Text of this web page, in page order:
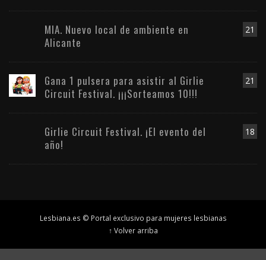
21
MIA. Nuevo local de ambiente en
Alicante
21
Gana 1 pulsera para asistir al Girlie
Circuit Festival. ¡¡¡Sorteamos 10!!!
18
Girlie Circuit Festival. ¡El evento del
año!
Lesbiana.es © Portal exclusivo para mujeres lesbianas
↑ Volver arriba